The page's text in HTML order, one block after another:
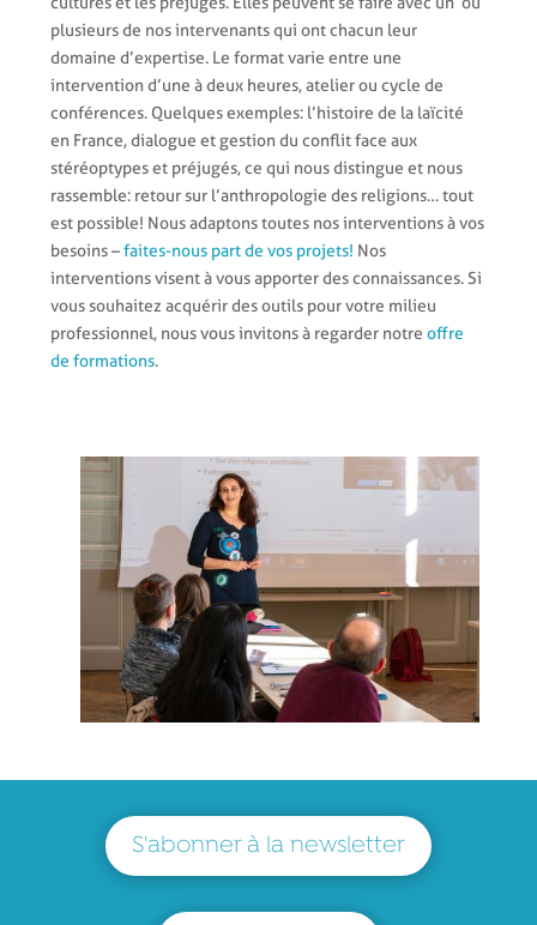
plusieurs de nos intervenants qui ont chacun leur
domaine d’expertise. Le format varie entre une
intervention d’une à deux heures, atelier ou cycle de
conférences. Quelques exemples: l’histoire de la laïcité
en France, dialogue et gestion du conflit face aux
stéréoptypes et préjugés, ce qui nous distingue et nous
rassemble: retour sur l’anthropologie des religions… tout
est possible! Nous adaptons toutes nos interventions à vos
besoins –faites-nous part de vos projets! Nos
interventions visent à vous apporter des connaissances. Si
vous souhaitez acquérir des outils pour votre milieu
professionnel, nous vous invitons à regarder notreoffre
de formations.
S'abonner à la newsletter